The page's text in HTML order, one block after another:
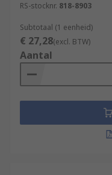
RS-stocknr. 818-8903
Subtotaal (1 eenheid)
€ 27,28(excl. BTW)
Aantal